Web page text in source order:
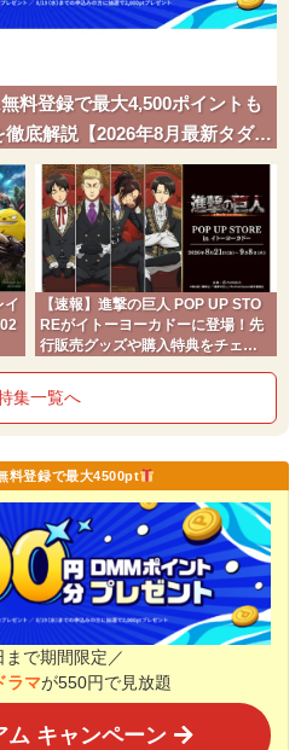
料登録で最大4,500ポイントも
底解説【2026年8月最新タダポ
イ
【速報】進撃の巨人 POP UP STO
REがイトーヨーカドーに登場！先
行販売グッズや購入特典をチェッ
集一覧へ
料登録で最大4500pt
まで期間限定／
ラマが550円で見放題
ム キャンペーン